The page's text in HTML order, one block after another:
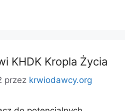
KHDK Kropla Życia
przez krwiodawcy.org